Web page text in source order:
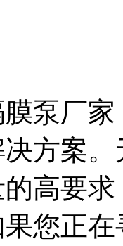
泵厂
方案
高要
您正